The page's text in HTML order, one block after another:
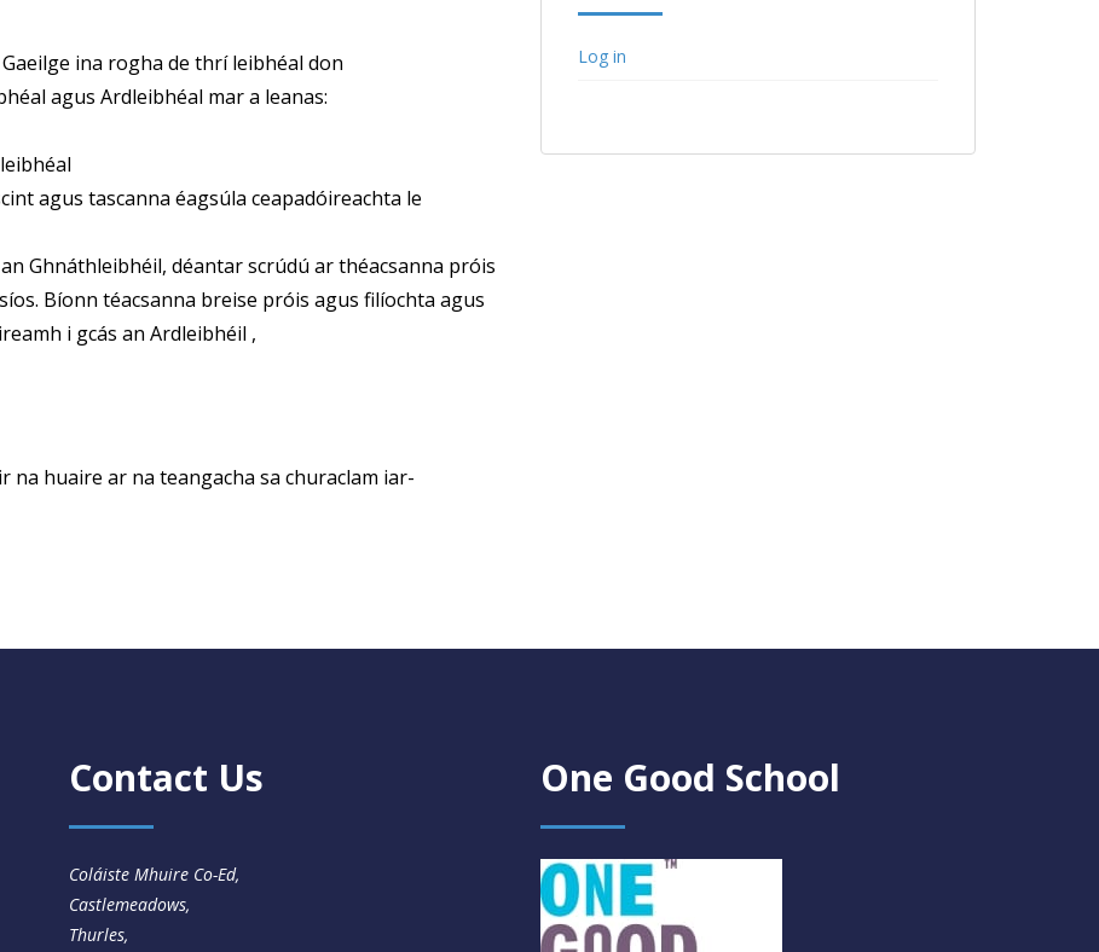
ina rogha de thrí leibhéal don
agus Ardleibhéal mar a leanas:
agus tascanna éagsúla ceapadóireachta le
Ghnáthleibhéil, déantar scrúdú ar théacsanna próis
Bíonn téacsanna breise próis agus filíochta agus
i gcás an Ardleibhéil ,
huaire ar na teangacha sa churaclam iar-
Log in
Contact Us
Coláiste Mhuire Co-Ed,
Castlemeadows,
Thurles,
One Good School